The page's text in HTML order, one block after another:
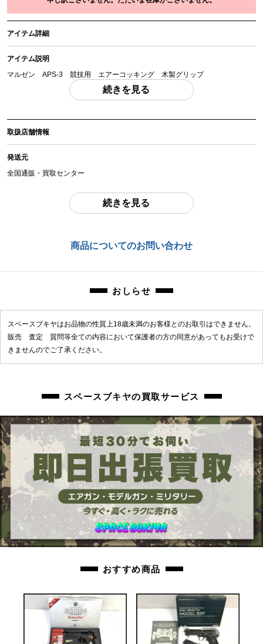
アイテム詳細
アイテム説明
マルゼン APS-3 競技用 エアーコッキング 木製グリップ
「付属品」・・・ 写真に写っているものが全てです。 （撮影、運搬備品は除
アイテム状態
中古：B（使用感少な目/小キズ、ヨゴレ少々）
す。右手用木製グリップに変更されています。発射動作確認済み（0.2gBB弾：
0.771J～87.83m/s程度）中古品で現状品となりますので内容や状態をよくご確
お品物についてのご注意 を必ずお読み頂き、ご同意の上でご購入下さい
続きを見る
取扱店舗情報
発送元
全国通販・買取センター
東京都江戸川区中葛西6-10-14 2F
続きを見る
商品についてのお問い合わせ
おしらせ
スペースブキヤはお品物の性質上18歳未満のお客様とのお取引はできません。
販売 査定 質問等全ての内容において保護者の方の同意があってもお受けで
きませんのでご了承ください。
スペースブキヤの買取サービス
おすすめ商品